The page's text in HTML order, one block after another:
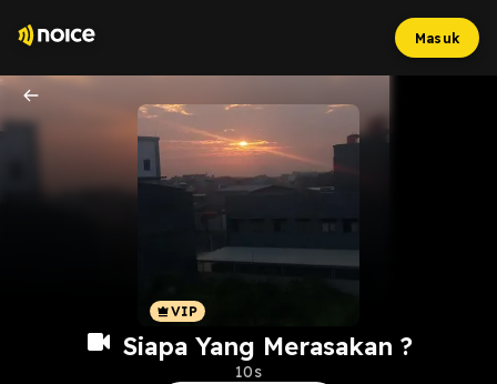
Masuk
Siapa Yang Merasakan ?
10s